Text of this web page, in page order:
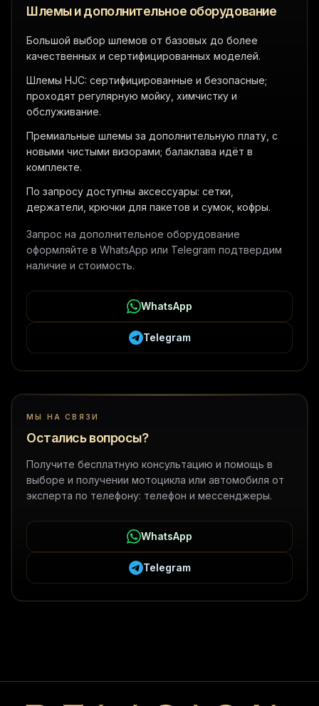
Шлемы и дополнительное оборудование
Большой выбор шлемов от базовых до более
качественных и сертифицированных моделей.
Шлемы HJC: сертифицированные и безопасные;
проходят регулярную мойку, химчистку и
обслуживание.
Премиальные шлемы за дополнительную плату, с
новыми чистыми визорами; балаклава идёт в
комплекте.
По запросу доступны аксессуары: сетки,
держатели, крючки для пакетов и сумок, кофры.
Запрос на дополнительное оборудование
оформляйте в WhatsApp или Telegram подтвердим
наличие и стоимость.
WhatsApp
Telegram
МЫ НА СВЯЗИ
Остались вопросы?
Получите бесплатную консультацию и помощь в
выборе и получении мотоцикла или автомобиля от
эксперта по телефону: телефон и мессенджеры.
WhatsApp
Telegram